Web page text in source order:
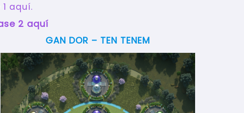
1 aquí.
2 aquí
GAN DOR – TEN TENEM